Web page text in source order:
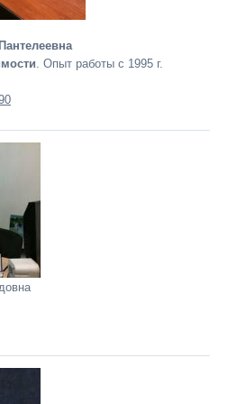
. Опыт работы с 1995 г.